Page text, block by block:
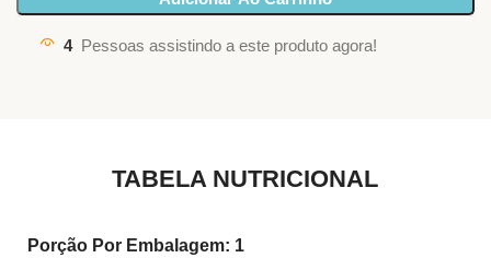
4 Pessoas assistindo a este produto agora!
TABELA NUTRICIONAL
Porção Por Embalagem: 1